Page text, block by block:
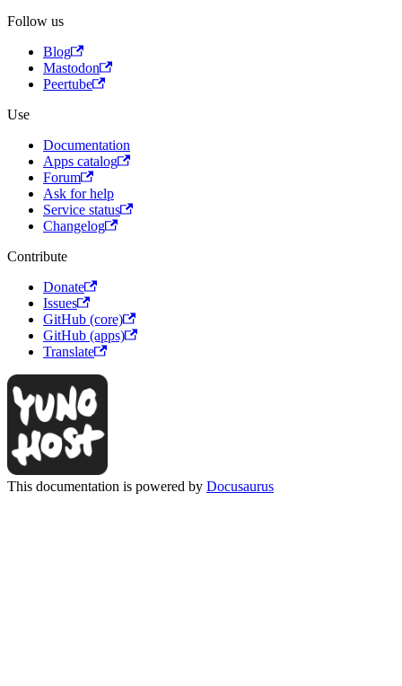
Follow us
Blog
Mastodon
Peertube
Use
Documentation
Apps catalog
Forum
Ask for help
Service status
Changelog
Contribute
Donate
Issues
GitHub (core)
GitHub (apps)
Translate
This documentation is powered by Docusaurus